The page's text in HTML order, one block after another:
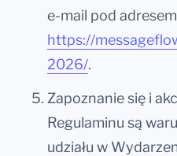
e-mail pod
https://
2026/.
Zapoznanie się i
Regulaminu są
udziału w